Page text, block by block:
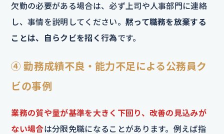
欠勤の必要がある場合は、必ず上司や人事部門に連絡
し、事情を説明してください。 黙って職務を放棄する
ことは、自らクビを招く行為です。
④ 勤務成績不良・能力不足による公務員ク
ビの事例
業務の質や量が基準を大きく下回り、改善の見込みが
ない場合は分限免職になることがあります。例えば指